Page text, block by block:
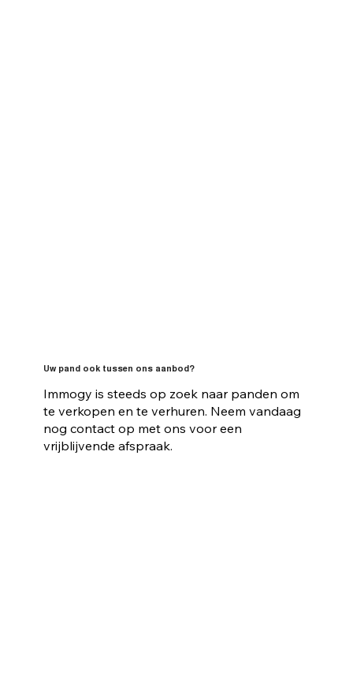
Immogy is steeds op zoek naar panden om
te verkopen en te verhuren. Neem vandaag
nog contact op met ons voor een
vrijblijvende afspraak.
Uw pand ook tussen ons aanbod?